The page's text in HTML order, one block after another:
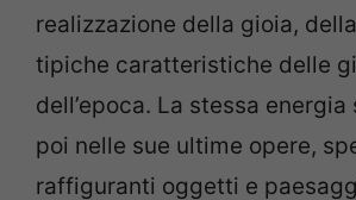
realizzazione della gioia,
tipiche caratteristiche delle
dell’epoca. La stessa
poi nelle sue ultime opere,
raffiguranti oggetti e